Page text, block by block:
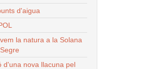
d'aigua
la natura a la Solana
d'una nova llacuna pel